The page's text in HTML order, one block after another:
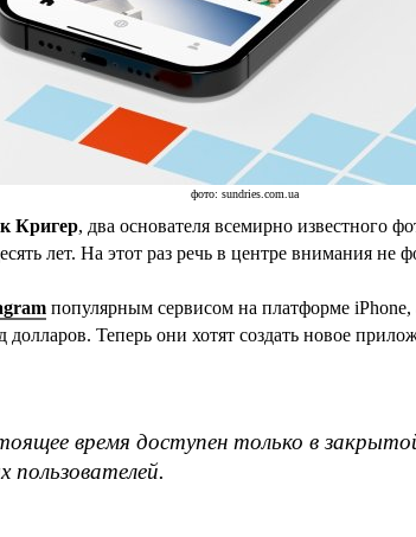
фото: sundries.com.ua
Кригер, два основателя всемирно известного
лет. На этот раз речь в центре внимания не
популярным сервисом на платформе iPhone,
долларов. Теперь они хотят создать новое
время доступен только в
пользователей.